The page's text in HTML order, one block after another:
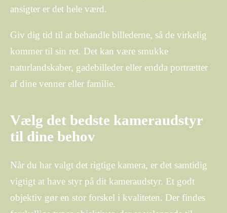
ansigter er det hele værd.
Giv dig tid til at behandle billederne, så de virkelig
kommer til sin ret. Det kan være smukke
naturlandskaber, gadebilleder eller endda portrætter
af dine venner eller familie.
Vælg det bedste kameraudstyr
til dine behov
Når du har valgt det rigtige kamera, er det samtidig
vigtigt at have styr på dit kameraudstyr. Et godt
objektiv gør en stor forskel i kvaliteten. Der findes